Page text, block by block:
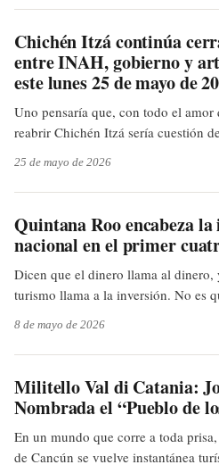
vas tarde. ¿Será que la cama es
Chichén Itzá continúa
entre INAH, gobierno y
este lunes 25 de mayo de
Uno pensaría que, con todo el amor
reabrir Chichén Itzá sería cuestión
complejo que hallar el calendario
vienen a Cancún tendrán que
arqueológica.
25 de mayo de 2026
Quintana Roo encabeza
nacional en el primer
Dicen que el dinero llama al dinero,
turismo llama a la inversión. No es
por todos lados, y se pregunta si
de transporte en el 2027 para tanta
negocio.
8 de mayo de 2026
Militello Val di Catania:
Nombrada el “Pueblo de
En un mundo que corre a toda
de Cancún se vuelve instantánea